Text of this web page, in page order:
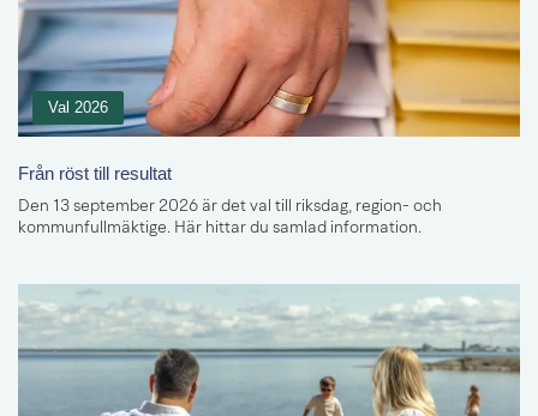
Val 2026
Från röst till resultat
Den 13 september 2026 är det val till riksdag, region- och
kommunfullmäktige. Här hittar du samlad information.